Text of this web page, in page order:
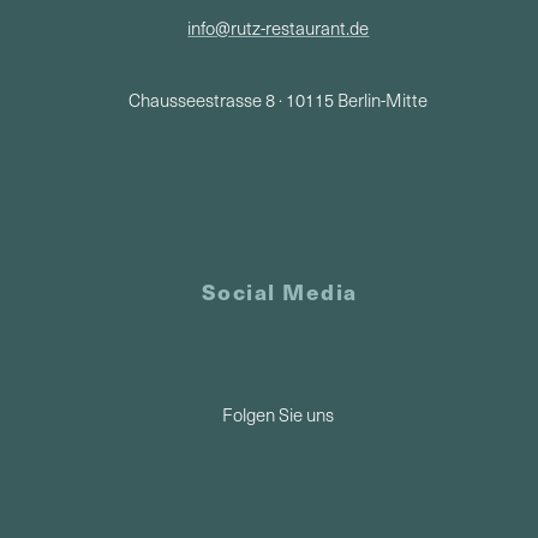
info@rutz-restaurant.de
Chausseestrasse 8 · 10115 Berlin-Mitte
Social Media
Folgen Sie uns